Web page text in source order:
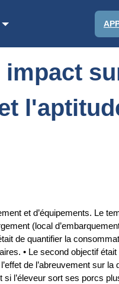
à la transformation
et d’équipements. Le
(local
de quantifier la
• Le second objectif était
de l’abreuvement sur la
l’éleveur sort ses porcs